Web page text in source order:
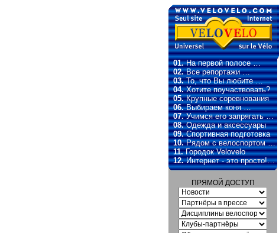
01.На первой полосе …
02.Все репортажи …
03.То, что Вы любите …
04.Хотите поучаствовать?
05.Крупные соревнования
06.Выбираем коня …
07.Учимся его запрягать …
08.Одежда и аксессуары
09.Спортивная подготовка
10.Рядом с велоспортом …
11.Городок Velovelo
12.Интернет - это просто!…
ПРЯМОЙ ДОСТУП